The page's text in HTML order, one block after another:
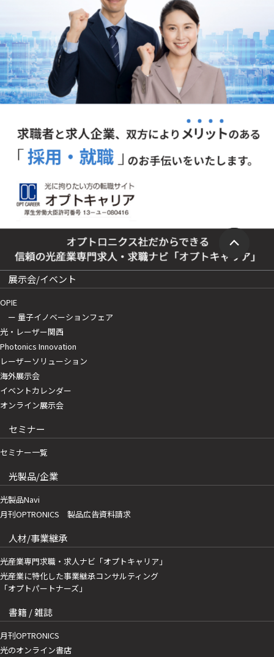
展示会/イベント
OPIE
ー 量子イノベーションフェア
光・レーザー関西
Photonics Innovation
レーザーソリューション
海外展示会
イベントカレンダー
オンライン展示会
セミナー
セミナー一覧
光製品/企業
光製品Navi
月刊OPTRONICS 製品広告資料請求
人材/事業継承
光産業専門求職・求人ナビ「オプトキャリア」
光産業に特化した事業継承コンサルティング
「オプトパートナーズ」
書籍 / 雑誌
月刊OPTRONICS
光のオンライン書店